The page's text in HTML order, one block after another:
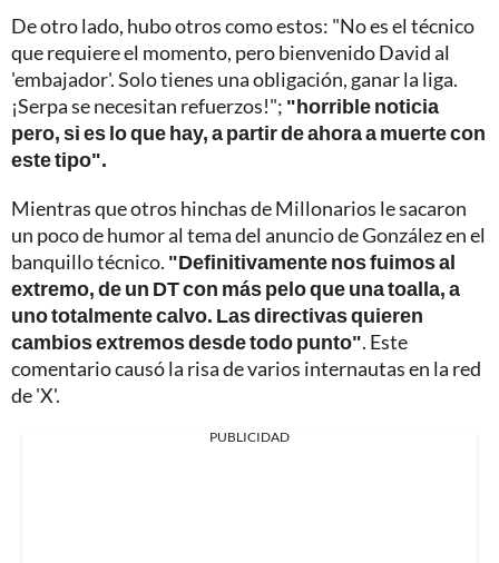
De otro lado, hubo otros como estos: "No es el técnico
que requiere el momento, pero bienvenido David al
'embajador'. Solo tienes una obligación, ganar la liga.
¡Serpa se necesitan refuerzos!"; "horrible noticia
pero, si es lo que hay, a partir de ahora a muerte con
este tipo".
Mientras que otros hinchas de Millonarios le sacaron
un poco de humor al tema del anuncio de González en el
banquillo técnico. "Definitivamente nos fuimos al
extremo, de un DT con más pelo que una toalla, a
uno totalmente calvo. Las directivas quieren
cambios extremos desde todo punto". Este
comentario causó la risa de varios internautas en la red
de 'X'.
PUBLICIDAD